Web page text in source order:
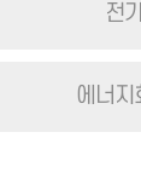
전
에너지